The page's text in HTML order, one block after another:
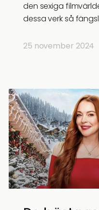
den sexiga
dessa verk så
25 november 2024